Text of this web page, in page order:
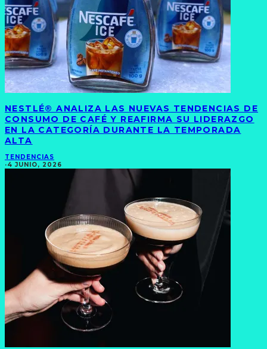
NESTLÉ® ANALIZA LAS NUEVAS TENDENCIAS DE
CONSUMO DE CAFÉ Y REAFIRMA SU LIDERAZGO
EN LA CATEGORÍA DURANTE LA TEMPORADA
ALTA
TENDENCIAS
·4 JUNIO, 2026